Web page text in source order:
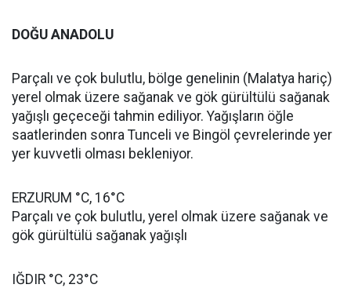
DOĞU ANADOLU
Parçalı ve çok bulutlu, bölge genelinin (Malatya hariç)
yerel olmak üzere sağanak ve gök gürültülü sağanak
yağışlı geçeceği tahmin ediliyor. Yağışların öğle
saatlerinden sonra Tunceli ve Bingöl çevrelerinde yer
yer kuvvetli olması bekleniyor.
ERZURUM °C, 16°C
Parçalı ve çok bulutlu, yerel olmak üzere sağanak ve
gök gürültülü sağanak yağışlı
IĞDIR °C, 23°C